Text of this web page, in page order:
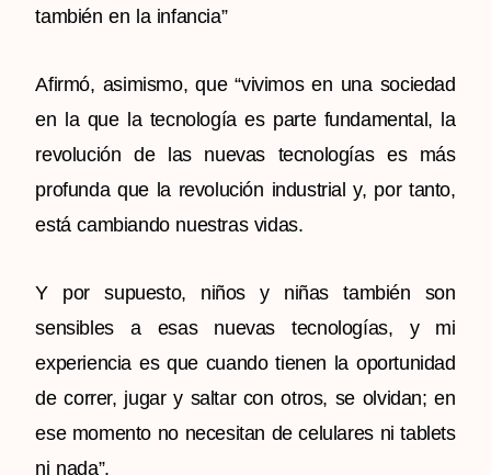
también en la infancia”
Afirmó, asimismo, que “vivimos en una sociedad
en la que la tecnología es parte fundamental, la
revolución de las nuevas tecnologías es más
profunda que la revolución industrial y, por tanto,
está cambiando nuestras vidas.
Y por supuesto, niños y niñas también son
sensibles a esas nuevas tecnologías, y mi
experiencia es que cuando tienen la oportunidad
de correr, jugar y saltar con otros, se olvidan; en
ese momento no necesitan de celulares ni tablets
ni nada”.